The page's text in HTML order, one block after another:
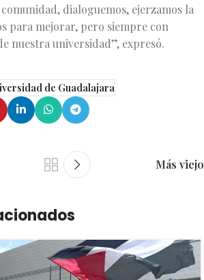
dialoguemos, ejerzamos la
para mejorar, pero siempre con
nuestra universidad”, expresó.
de Guadalajara
Más viejo